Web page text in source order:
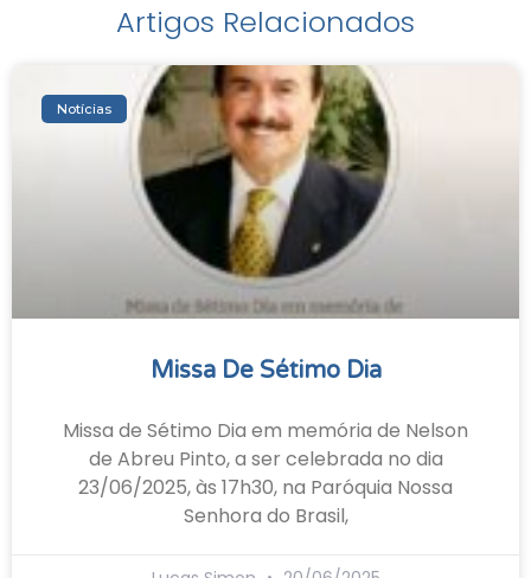
Artigos Relacionados
Notícias
Missa De Sétimo Dia
Missa de Sétimo Dia em memória de Nelson
de Abreu Pinto, a ser celebrada no dia
23/06/2025, às 17h30, na Paróquia Nossa
Senhora do Brasil,